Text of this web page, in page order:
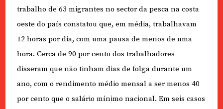
trabalho de 63 migrantes no sector da pesca na costa
oeste do país constatou que, em média, trabalhavam
12 horas por dia, com uma pausa de menos de uma
hora. Cerca de 90 por cento dos trabalhadores
disseram que não tinham dias de folga durante um
ano, com o rendimento médio mensal a ser menos 40
por cento que o salário mínimo nacional. Em seis casos